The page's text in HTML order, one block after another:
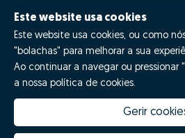
Porquê escolher a Zome
Este website usa cookies
Este website usa cookies, ou como
"bolachas" para melhorar a sua
Ao continuar a navegar ou
a nossa política de cookies.
Gerir